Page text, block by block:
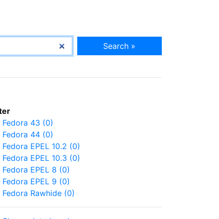
Search »
Fedora 43 (0)
Fedora 44 (0)
Fedora EPEL 10.2 (0)
Fedora EPEL 10.3 (0)
Fedora EPEL 8 (0)
Fedora EPEL 9 (0)
Fedora Rawhide (0)